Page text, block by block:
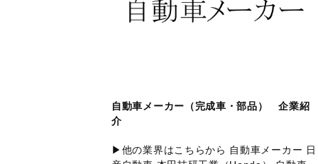
自動車メーカー（完成車・部品） 企業紹
介
▶他の業界はこちらから 自動車メーカー 日